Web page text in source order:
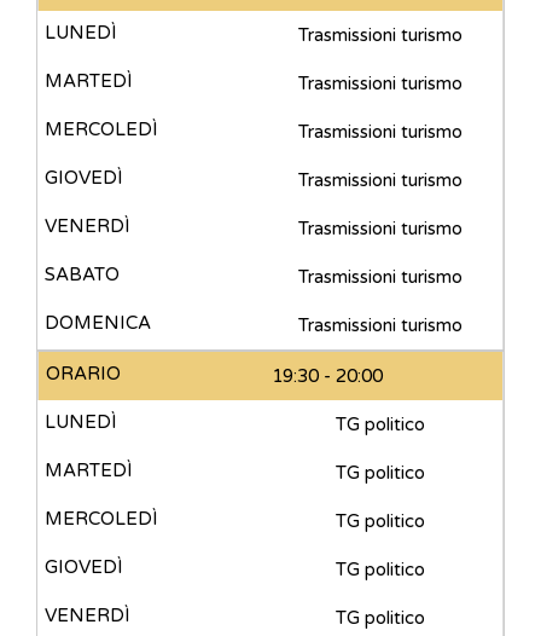
Trasmissioni turismo
Trasmissioni turismo
Trasmissioni turismo
Trasmissioni turismo
Trasmissioni turismo
Trasmissioni turismo
Trasmissioni turismo
19:30 - 20:00
TG politico
TG politico
TG politico
TG politico
TG politico